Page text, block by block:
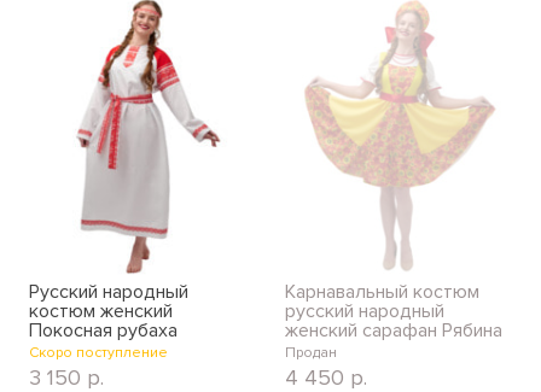
Русский народный
костюм женский
Покосная рубаха
Скоро поступление
3 150 р.
Карнавальный костюм
русский народный
женский сарафан Рябина
Продан
4 450 р.